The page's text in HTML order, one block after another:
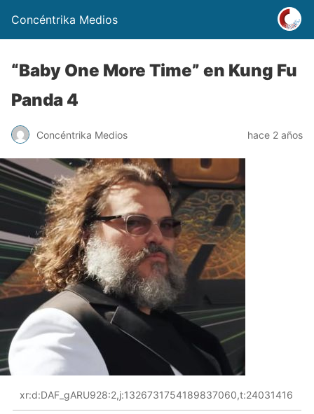
Concéntrika Medios
“Baby One More Time” en Kung Fu
Panda 4
Concéntrika Medios hace 2 años
xr:d:DAF_gARU928:2,j:1326731754189837060,t:24031416